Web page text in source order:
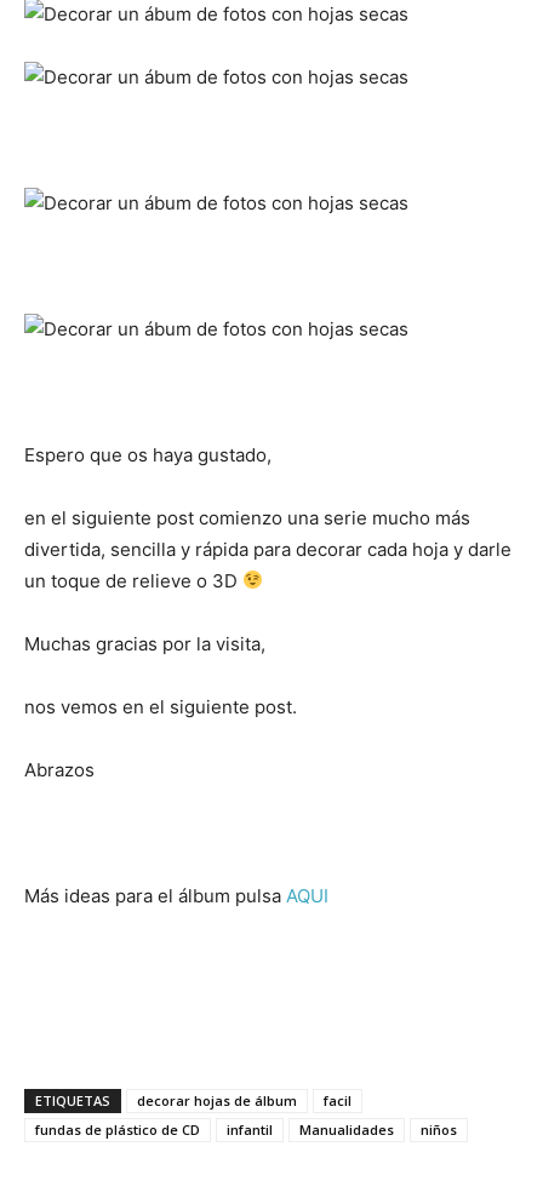
Espero que os haya gustado,
en el siguiente post comienzo una serie mucho más
divertida, sencilla y rápida para decorar cada hoja y darle
un toque de relieve o 3D
Muchas gracias por la visita,
nos vemos en el siguiente post.
Abrazos
Más ideas para el álbum pulsa AQUI
ETIQUETAS decorar hojas de álbum
facil
fundas de plástico de CD
infantil Manualidades niños